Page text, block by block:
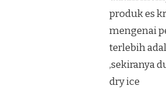
produk es
mengenai
terlebih
,sekiranya
dry ice